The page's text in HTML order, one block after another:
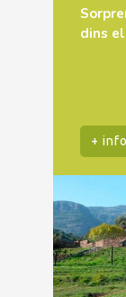
dins
+ info